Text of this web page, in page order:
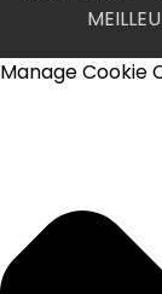
Manage Cookie